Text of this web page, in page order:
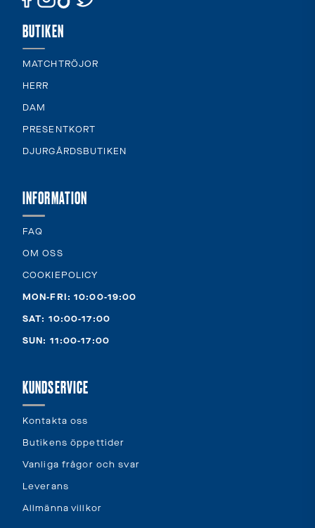
BUTIKEN
MATCHTRÖJOR
HERR
DAM
PRESENTKORT
DJURGÅRDSBUTIKEN
INFORMATION
FAQ
OM OSS
COOKIEPOLICY
MON-FRI: 10:00-19:00
SAT: 10:00-17:00
SUN: 11:00-17:00
KUNDSERVICE
Kontakta oss
Butikens öppettider
Vanliga frågor och svar
Leverans
Allmänna villkor